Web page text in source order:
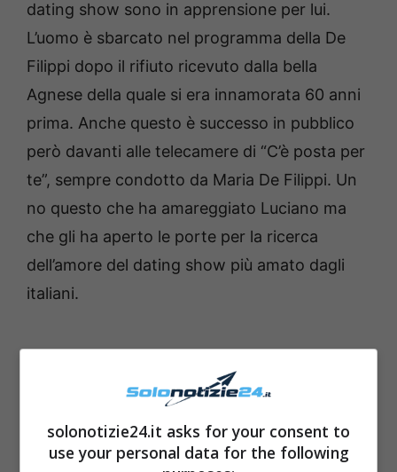
dating show sono in apprensione per lui.
L’uomo è sbarcato nel programma della De
Filippi dopo il rifiuto ricevuto dalla bella
Agnese della quale si era innamorata 60 anni
prima. Anche questo è successo in pubblico
però davanti alle telecamere di “C’è posta per
te”, sempre condotto da Maria De Filippi. Un
no questo che ha amareggiato Luciano ma
che gli ha aperto le porte per la ricerca
dell’amore del dating show più amato dagli
italiani.
solonotizie24.it asks for your consent to
use your personal data for the following